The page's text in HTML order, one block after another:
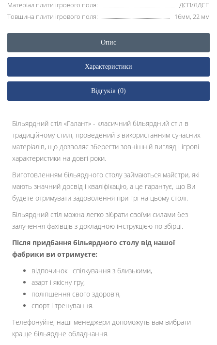
Матеріал плити ігрового поля:
ДСП/ЛДСП
Товщина плити ігрового поля:
16мм, 22 мм
Опис
Характеристики
Відгуків (0)
Більярдний стіл «Галант» - класичний більярдний стіл в
традиційному стилі, проведений з використанням сучасних
матеріалів, що дозволяє зберегти зовнішній вигляд і ігрові
характеристики на довгі роки.
Виготовленням більярдного столу займаються майстри, які
мають значний досвід і кваліфікацію, а це гарантує, що Ви
будете отримувати задоволення при грі на цьому столі.
Більярдний стіл можна легко зібрати своїми силами без
залучення фахівців з докладною інструкцією по збірці.
Після придбання більярдного столу від нашої
фабрики ви отримуєте:
відпочинок і спілкування з близькими,
азарт і якісну гру,
поліпшення свого здоров'я,
спорт і тренування.
Телефонуйте, наші менеджери допоможуть вам вибрати
краще більярдне обладнання.